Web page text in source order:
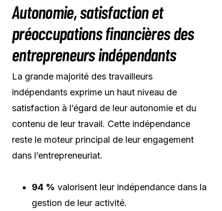
Autonomie, satisfaction et
préoccupations financières des
entrepreneurs indépendants
La grande majorité des travailleurs
indépendants exprime un haut niveau de
satisfaction à l’égard de leur autonomie et du
contenu de leur travail. Cette indépendance
reste le moteur principal de leur engagement
dans l’entrepreneuriat.
94 % valorisent leur indépendance dans la
gestion de leur activité.